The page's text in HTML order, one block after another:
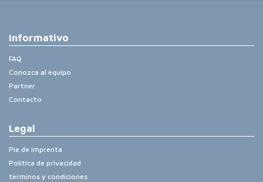
Informativo
FAQ
Conozca al equipo
Partner
Contacto
Legal
Pie de imprenta
Política de privacidad
términos y condiciones